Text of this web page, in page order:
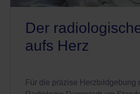
Der
aufs Herz
Für die präzise Herzbildgebung